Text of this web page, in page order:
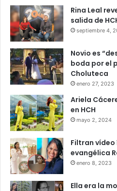
Rina Leal
salida de
septiembre 4,
Novio es
boda por el
Choluteca
enero 27, 2023
Ariela
en HCH
mayo 2, 2024
Filtran
evangélica
enero 8, 2023
Ella era la